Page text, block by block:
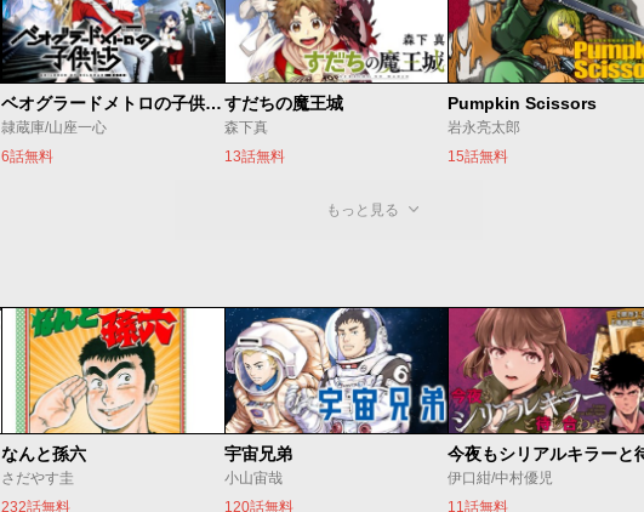
ベオグラードメトロの子供たち
隷蔵庫/山座一心
6話無料
すだちの魔王城
森下真
13話無料
Pumpkin Scissors
岩永亮太郎
15話無料
もっと見る
なんと孫六
さだやす圭
232話無料
宇宙兄弟
小山宙哉
120話無料
伊口紺/中村優児
11話無料